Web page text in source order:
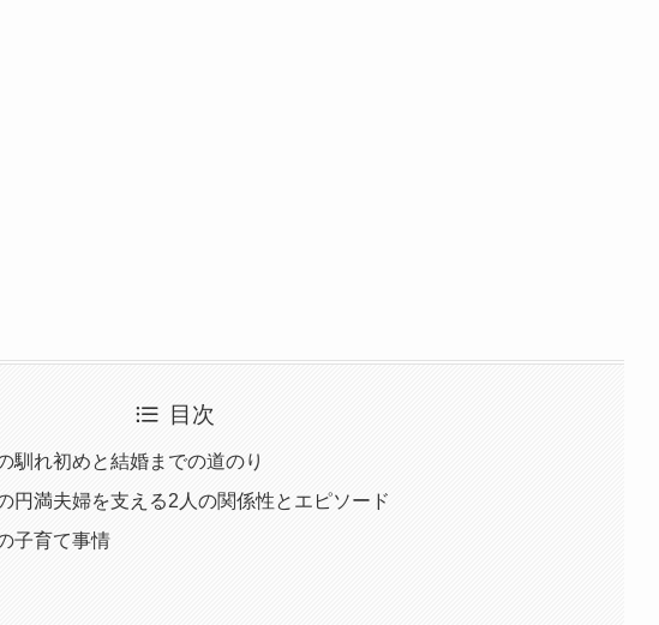
目次
馴れ初めと結婚までの道のり
円満夫婦を支える2人の関係性とエピソード
子育て事情